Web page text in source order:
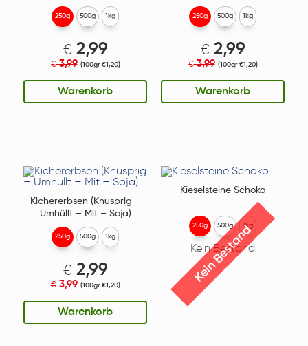
250g
€ 2,99
€3,99 (100gr €1,20)
Warenkorb
500g 1kg 250g
€ 2,99
€3,99 (100gr €1,20)
Warenkorb
500g 1kg
Kichererbsen (Knusprig –
Umhüllt – Mit – Soja)
250g
€ 2,99
€3,99 (100gr €1,20)
Warenkorb
500g 1kg
Kieselsteine Schoko
250g
Kein Bestand
Kein Bestand
500g 1kg